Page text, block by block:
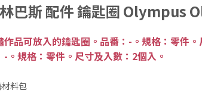
巴斯 配件 鑰匙圈 Olympus
作品可放入的鑰匙圈。品番：-。規格：零件
-。規格：零件。尺寸及入數：2個入。
料包